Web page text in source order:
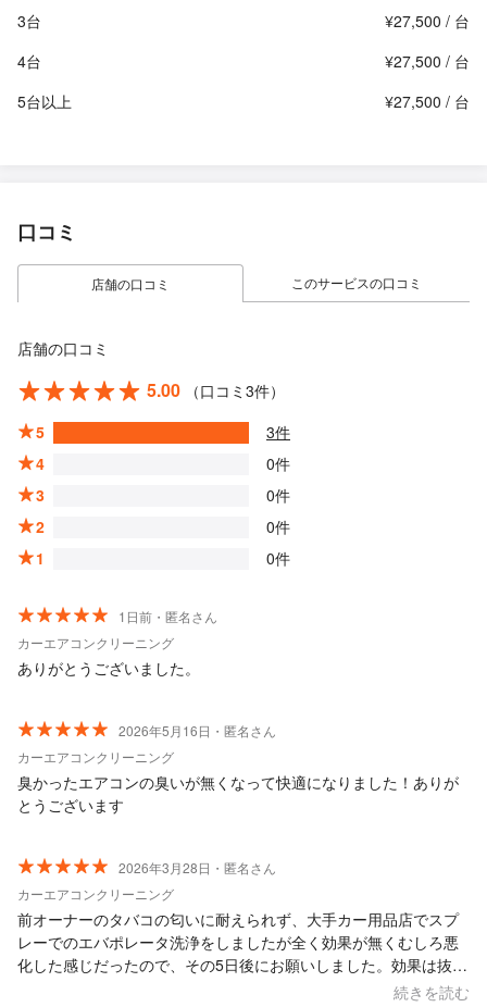
3台
¥27,500 / 台
4台
¥27,500 / 台
5台以上
¥27,500 / 台
口コミ
店舗の口コミ このサービスの口コミ
店舗の口コミ
5.00
（口コミ3件）
5
3件
4
0件
3
0件
2
0件
1
0件
1日前・匿名さん
カーエアコンクリーニング
ありがとうございました。
2026年5月16日・匿名さん
カーエアコンクリーニング
臭かったエアコンの臭いが無くなって快適になりました！ありが
とうございます
2026年3月28日・匿名さん
カーエアコンクリーニング
前オーナーのタバコの匂いに耐えられず、大手カー用品店でスプ
レーでのエバポレータ洗浄をしましたが全く効果が無くむしろ悪
化した感じだったので、その5日後にお願いしました。効果は抜群
でした。最初からお願いすれば良かったと思いました。続きを読む